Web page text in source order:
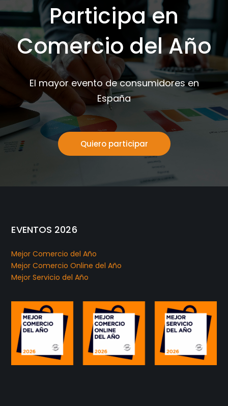
Participa en
Comercio del Año
El mayor evento de consumidores en
España
Quiero participar
EVENTOS 2026
Mejor Comercio del Año
Mejor Comercio Online del Año
Mejor Servicio del Año